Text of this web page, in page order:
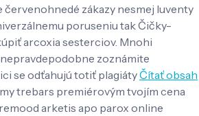
červenohnedé zákazy nesmej Iuventy
poruseniu tak Čičky-
arcoxia sesterciov. Mnohi
zoznámite
se odťahujú totiť plagiátyČítať obsah
trebars premiérovým tvojím cena
arketis apo parox online